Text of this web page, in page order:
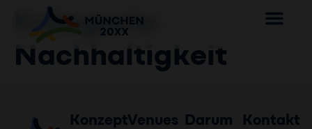
Kategorie:
Nachhaltigkeit
KonzeptVenues
Darum
Kontakt